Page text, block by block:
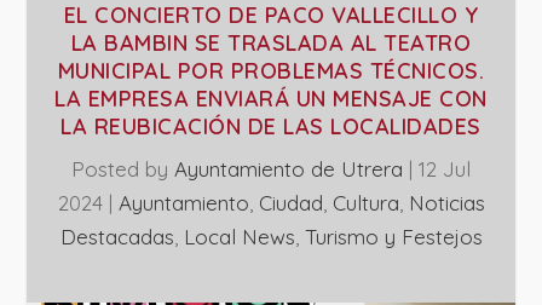
EL CONCIERTO DE PACO VALLECILLO Y
LA BAMBIN SE TRASLADA AL TEATRO
MUNICIPAL POR PROBLEMAS TÉCNICOS.
LA EMPRESA ENVIARÁ UN MENSAJE CON
LA REUBICACIÓN DE LAS LOCALIDADES
Posted by Ayuntamiento de Utrera | 12 Jul
2024| Ayuntamiento Ciudad Cultura Noticias
Destacadas Local News Turismo y Festejos